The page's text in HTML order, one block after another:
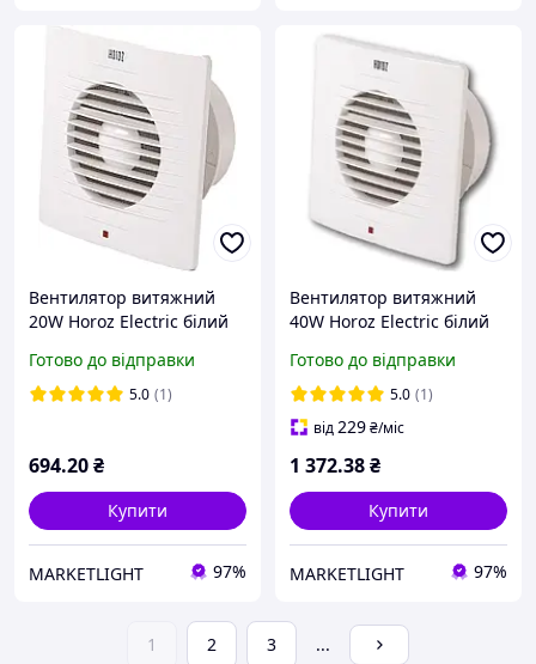
Вентилятор витяжний
20W Horoz Electric білий
Готово до відправки
5.0 (1)
694.20₴
Купити
MARKETLIGHT 97%
Вентилятор витяжний
40W Horoz Electric білий
Готово до відправки
5.0 (1)
від229₴/міс
1 372.38₴
Купити
MARKETLIGHT 97%
1 2 3 ...